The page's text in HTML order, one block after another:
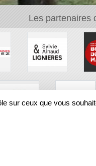
Les partenaires
sur ceux que vous